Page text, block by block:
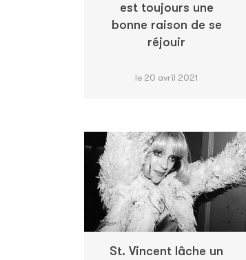
est toujours une
bonne raison de se
réjouir
le 20 avril 2021
St. Vincent lâche un